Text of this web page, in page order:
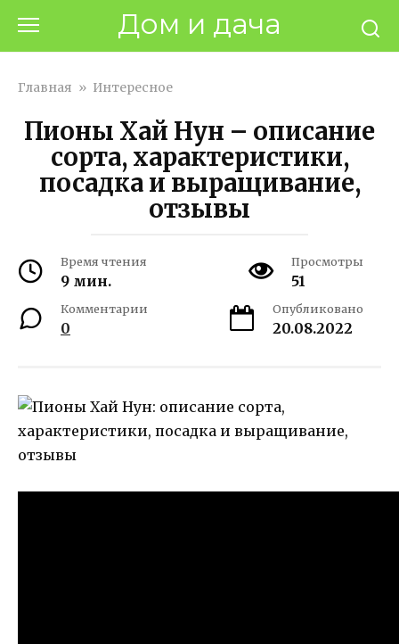
контенту
Дом и дача
Главная » Интересное
Пионы Хай Нун – описание
сорта, характеристики,
посадка и выращивание,
отзывы
Время чтения
9 мин.
Просмотры
51
Комментарии
0
Опубликовано
20.08.2022